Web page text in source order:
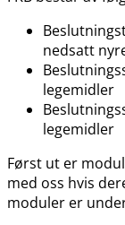
nedsatt
legemidler
legemidler
Først ut er
med oss hvis
moduler er